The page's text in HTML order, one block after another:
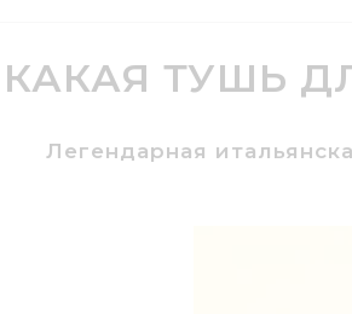
КАКАЯ ТУШЬ
Легендарная